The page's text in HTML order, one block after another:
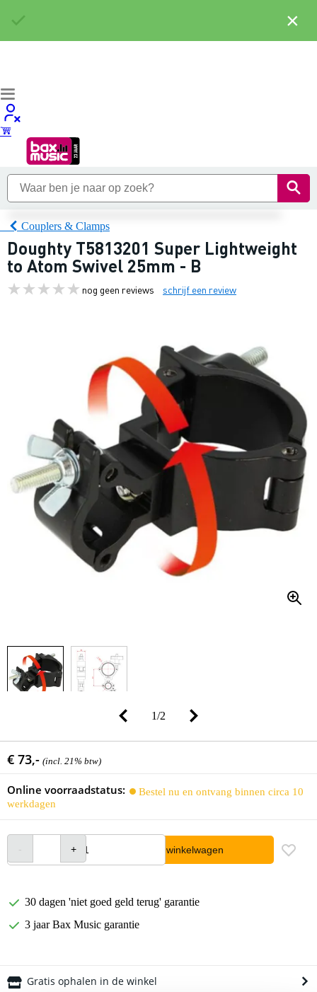
Couplers & Clamps
Doughty T5813201 Super Lightweight
to Atom Swivel 25mm - B
nog geen reviews schrijf een review
1/2
€ 73,- (incl. 21% btw)
Online voorraadstatus:
Bestel nu en ontvang binnen circa 10
werkdagen
In winkelwagen
30 dagen 'niet goed geld terug' garantie
3 jaar Bax Music garantie
Gratis ophalen in de winkel
×